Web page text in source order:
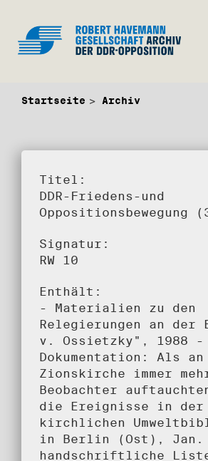
Startseite Archiv
Titel:
DDR-Friedens-und
Oppositionsbewegung
Signatur:
RW 10
Enthält:
- Materialien zu den
Relegierungen an der
v. Ossietzky", 1988 -
Dokumentation: Als
Zionskirche immer
Beobachter
die Ereignisse in der
kirchlichen
in Berlin (Ost), Jan.
handschriftliche